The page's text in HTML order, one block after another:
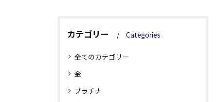
カテゴリー Categories
全てのカテゴリー
金
プラチナ